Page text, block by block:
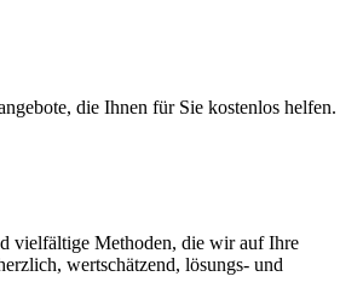
die Ihnen für Sie kostenlos helfen.
vielfältige Methoden, die wir auf Ihre
wertschätzend, lösungs- und